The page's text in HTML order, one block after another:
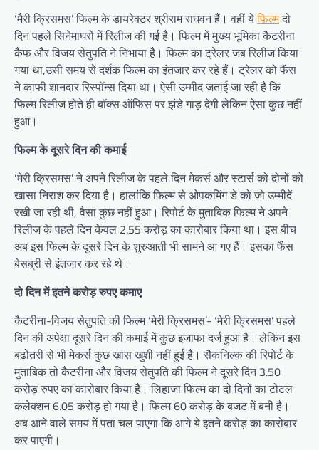
‘मैरी क्रिसमस’ फिल्म के डायरेक्टर श्रीराम राघवन हैं। वहीं येफिल्मदो
दिन पहले सिनेमाघरों में रिलीज की गई है। फिल्म में मुख्य भूमिका कैटरीना
कैफ और विजय सेतुपति ने निभाया है। फिल्म का ट्रेलर जब रिलीज किया
गया था,उसी समय से दर्शक फिल्म का इंतजार कर रहे हैं। ट्रेलर को फैंस
ने काफी शानदार रिस्पॉन्स दिया था। ऐसी उम्मीद जताई जा रही है कि
फिल्म रिलीज होते ही बॉक्स ऑफिस पर झंडे गाड़ देगी लेकिन ऐसा कुछ नहीं
हुआ।
फिल्म के दूसरे दिन की कमाई
‘मेरी क्रिसमस’ ने अपने रिलीज के पहले दिन मेकर्स और स्टार्स को दोनों को
खासा निराश कर दिया है। हालांकि फिल्म से ओपकमिंग डे को जो उम्मीदें
रखी जा रही थी, वैसा कुछ नहीं हुआ। रिपोर्ट के मुताबिक फिल्म ने अपने
रिलीज के पहले दिन केवल 2.55 करोड़ का कारोबार किया था। इस बीच
अब इस फिल्म के दूसरे दिन के शुरुआती भी सामने आ गए हैं। इसका फैंस
बेसब्री से इंतजार कर रहे थे।
दो दिन में इतने करोड़ रुपए कमाए
कैटरीना-विजय सेतुपति की फिल्म ‘मेरी क्रिसमस’- ‘मेरी क्रिसमस’ पहले
दिन की अपेक्षा दूसरे दिन की कमाई में कुछ इजाफा दर्ज हुआ है। लेकिन इस
बढ़ोतरी से भी मेकर्स कुछ खास खुशी नहीं हुई है। सैकनिल्क की रिपोर्ट के
मुताबिक तो कैटरीना और विजय सेतुपति की फिल्म ने दूसरे दिन 3.50
करोड़ रुपए का कारोबार किया है। लिहाजा फिल्म का दो दिनों का टोटल
कलेक्शन 6.05 करोड़ हो गया है। फिल्म 60 करोड़ के बजट में बनी है।
अब आने वाले समय में पता चल पाएगा कि आगे ये इतने करोड़ का कारोबार
कर पाएगी।